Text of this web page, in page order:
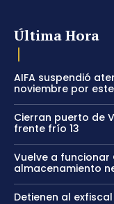
Última Hora
AIFA suspendió
noviembre por
Cierran puerto de
frente frío 13
Vuelve a
almacenamiento
Detienen al